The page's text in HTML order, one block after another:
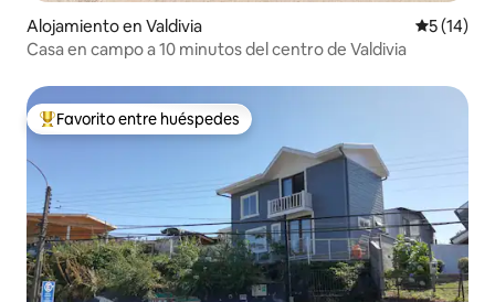
Alojamiento en Valdivia
5 (14)
Casa en campo a 10 minutos del centro de Valdivia
Favorito entre los huéspedes más destacados
Favorito entre huéspedes